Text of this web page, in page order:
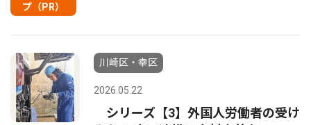
プ（PR）
川崎区・幸区
2026.05.22
シリーズ【3】外国人労働者の受け